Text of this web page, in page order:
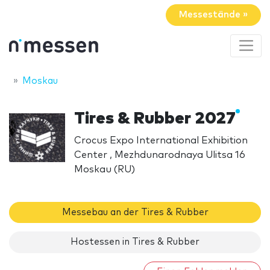
Messestände »
Moskau
Tires & Rubber 2027
Crocus Expo International Exhibition
Center , Mezhdunarodnaya Ulitsa 16
Moskau (RU)
Messebau an der Tires & Rubber
Hostessen in Tires & Rubber